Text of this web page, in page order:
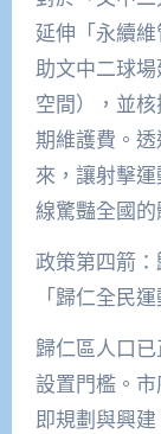
延伸「永續
助文中二球
空間），並
期維護費。
來，讓射擊
線驚豔全國的
政策第四箭
「歸仁全民運
歸仁區人口
設置門檻。
即規劃與興